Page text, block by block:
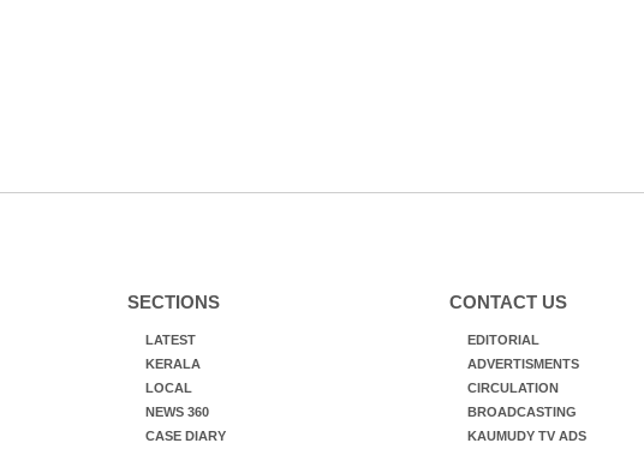
SECTIONS
LATEST
KERALA
LOCAL
NEWS 360
CASE DIARY
CONTACT US
EDITORIAL
ADVERTISMENTS
CIRCULATION
BROADCASTING
KAUMUDY TV ADS